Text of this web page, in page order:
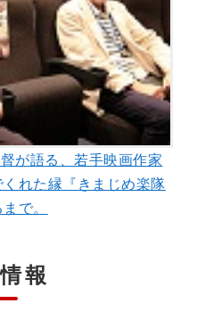
が語る、若手映画作家
れた縁『きまじめ楽隊
で。
報